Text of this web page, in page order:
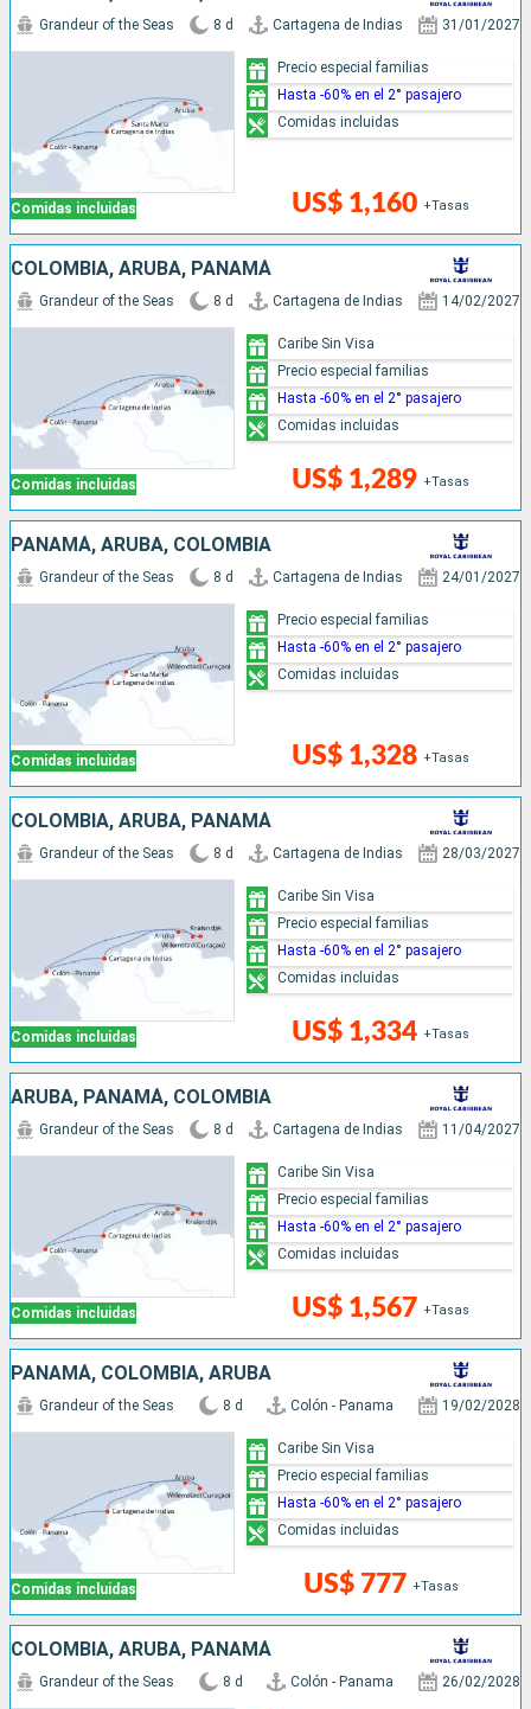
Comidas incluidas
Grandeur of the Seas 8 d Cartagena de Indias 31/01/2027
US$ 1,160 +Tasas
Precio especial familias
Hasta -60% en el 2° pasajero
Comidas incluidas
COLOMBIA, ARUBA, PANAMÁ
Comidas incluidas
Grandeur of the Seas 8 d Cartagena de Indias 14/02/2027
US$ 1,289 +Tasas
Caribe Sin Visa
Precio especial familias
Hasta -60% en el 2° pasajero
Comidas incluidas
PANAMÁ, ARUBA, COLOMBIA
Comidas incluidas
Grandeur of the Seas 8 d Cartagena de Indias 24/01/2027
US$ 1,328 +Tasas
Precio especial familias
Hasta -60% en el 2° pasajero
Comidas incluidas
COLOMBIA, ARUBA, PANAMÁ
Comidas incluidas
Grandeur of the Seas 8 d Cartagena de Indias 28/03/2027
US$ 1,334 +Tasas
Caribe Sin Visa
Precio especial familias
Hasta -60% en el 2° pasajero
Comidas incluidas
ARUBA, PANAMÁ, COLOMBIA
Comidas incluidas
Grandeur of the Seas 8 d Cartagena de Indias 11/04/2027
US$ 1,567 +Tasas
Caribe Sin Visa
Precio especial familias
Hasta -60% en el 2° pasajero
Comidas incluidas
PANAMÁ, COLOMBIA, ARUBA
Comidas incluidas
Grandeur of the Seas 8 d Colón - Panama 19/02/2028
US$ 777 +Tasas
Caribe Sin Visa
Precio especial familias
Hasta -60% en el 2° pasajero
Comidas incluidas
COLOMBIA, ARUBA, PANAMÁ
Grandeur of the Seas 8 d Colón - Panama 26/02/2028